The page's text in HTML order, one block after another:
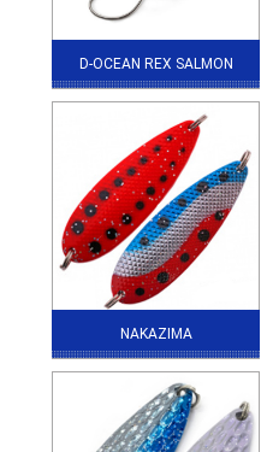
D-OCEAN REX SALMON
NAKAZIMA